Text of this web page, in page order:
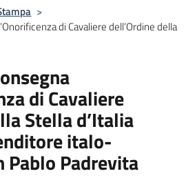
>
di Cavaliere dell’Ordine della
di Cavaliere
Stella d’Italia
italo-
Pablo Padrevita